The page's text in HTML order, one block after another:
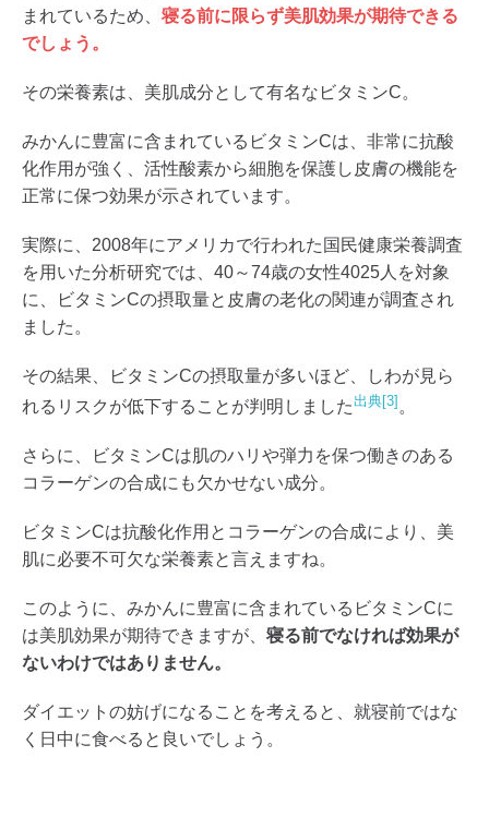
まれているため、 寝る前に限らず美肌効果が期待できる
でしょう。
その栄養素は、美肌成分として有名なビタミンC。
みかんに豊富に含まれているビタミンCは、非常に抗酸
化作用が強く、活性酸素から細胞を保護し皮膚の機能を
正常に保つ効果が示されています。
実際に、2008年にアメリカで行われた国民健康栄養調査
を用いた分析研究では、40～74歳の女性4025人を対象
に、ビタミンCの摂取量と皮膚の老化の関連が調査され
ました。
その結果、ビタミンCの摂取量が多いほど、しわが見ら
れるリスクが低下することが判明しました出典[3] 。
さらに、ビタミンCは肌のハリや弾力を保つ働きのある
コラーゲンの合成にも欠かせない成分。
ビタミンCは抗酸化作用とコラーゲンの合成により、美
肌に必要不可欠な栄養素と言えますね。
このように、みかんに豊富に含まれているビタミンCに
は美肌効果が期待できますが、 寝る前でなければ効果が
ないわけではありません。
ダイエットの妨げになることを考えると、就寝前ではな
く日中に食べると良いでしょう。